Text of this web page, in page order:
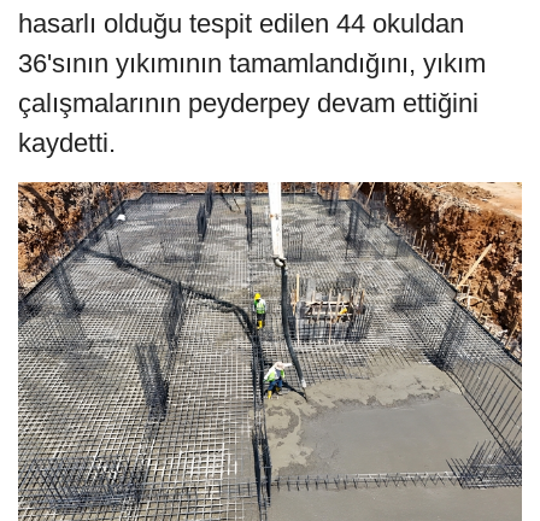
hasarlı olduğu tespit edilen 44 okuldan
36'sının yıkımının tamamlandığını, yıkım
çalışmalarının peyderpey devam ettiğini
kaydetti.